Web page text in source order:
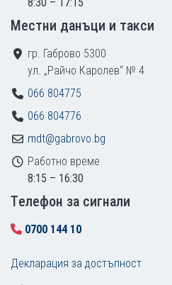
Местни данъци и такси
гр. Габрово 5300
ул. „Райчо Каролев“ № 4
066 804775
066 804776
mdt@gabrovo.bg
Работно време
8:15 – 16:30
Tелефон за сигнали
0700 144 10
Декларация за достъпност